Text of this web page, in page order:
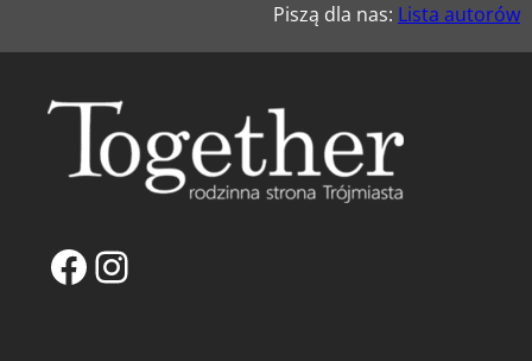
Piszą dla nas: Lista autorów
Facebook
Instagram